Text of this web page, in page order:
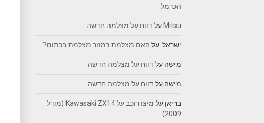
הכרמל
Mitsu עלדווח על מצלמה חדשה
ישראל. על האם מצלמת רמזור מצלמת בכתום?
מישה עלדווח על מצלמה חדשה
מישה עלדווח על מצלמה חדשה
בריאן על
מיצו רוכב על Kawasaki ZX14 (מודל
2009)